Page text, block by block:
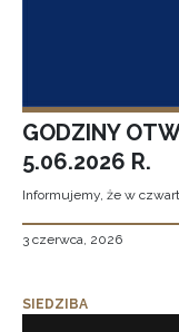
GODZINY
5.06.2026 R.
Informujemy, że w
3 czerwca, 2026
SIEDZIBA